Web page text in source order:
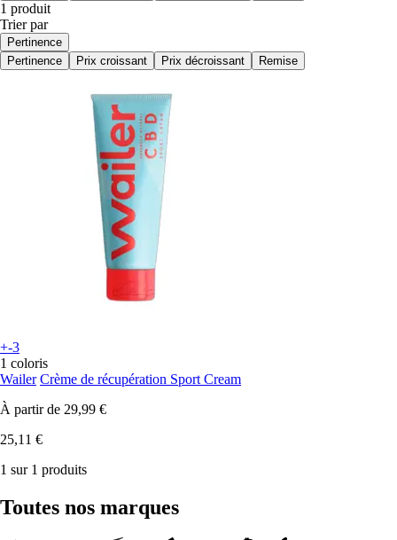
1 produit
Trier par
Pertinence
Pertinence
Prix croissant Prix décroissant Remise
+-3
1 coloris
Wailer Crème de récupération Sport Cream
À partir de 29,99 €
25,11 €
1 sur 1 produits
Toutes nos marques